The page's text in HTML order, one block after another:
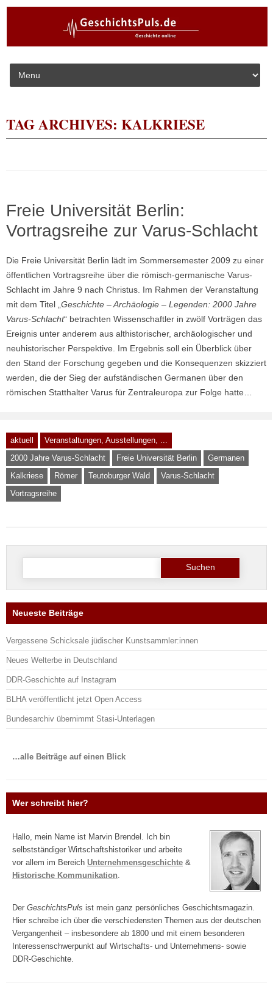
Skip to content
TAG ARCHIVES: KALKRIESE
Freie Universität Berlin:
Vortragsreihe zur Varus-Schlacht
Die Freie Universität Berlin lädt im Sommersemester 2009 zu einer
öffentlichen Vortragsreihe über die römisch-germanische Varus-
Schlacht im Jahre 9 nach Christus. Im Rahmen der Veranstaltung
mit dem Titel „ Geschichte – Archäologie – Legenden: 2000 Jahre
Varus-Schlacht“ betrachten Wissenschaftler in zwölf Vorträgen das
Ereignis unter anderem aus althistorischer, archäologischer und
neuhistorischer Perspektive. Im Ergebnis soll ein Überblick über
den Stand der Forschung gegeben und die Konsequenzen skizziert
werden, die der Sieg der aufständischen Germanen über den
römischen Statthalter Varus für Zentraleuropa zur Folge hatte…
aktuell
Veranstaltungen, Ausstellungen, ...
2000 Jahre Varus-Schlacht
Freie Universität Berlin
Germanen
Kalkriese
Römer Teutoburger Wald
Varus-Schlacht
Vortragsreihe
Suche
Neueste Beiträge
Vergessene Schicksale jüdischer Kunstsammler:innen
Neues Welterbe in Deutschland
DDR-Geschichte auf Instagram
BLHA veröffentlicht jetzt Open Access
Bundesarchiv übernimmt Stasi-Unterlagen
…alle Beiträge auf einen Blick
Wer schreibt hier?
Hallo, mein Name ist Marvin Brendel. Ich bin
selbstständiger Wirtschaftshistoriker und arbeite
vor allem im Bereich Unternehmensgeschichte &
Historische Kommunikation
Der GeschichtsPuls ist mein ganz persönliches Geschichtsmagazin.
Hier schreibe ich über die verschiedensten Themen aus der deutschen
Vergangenheit – insbesondere ab 1800 und mit einem besonderen
Interessenschwerpunkt auf Wirtschafts- und Unternehmens- sowie
DDR-Geschichte.